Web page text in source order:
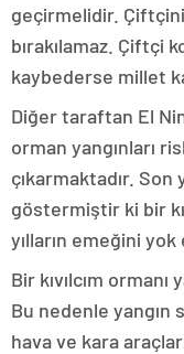
geçirmelidir.
bırakılamaz. Çiftçi
kaybederse millet
Diğer taraftan El
orman yangınları
çıkarmaktadır. Son
göstermiştir ki bir
yılların emeğini
Bir kıvılcım
Bu nedenle yangın
hava ve kara